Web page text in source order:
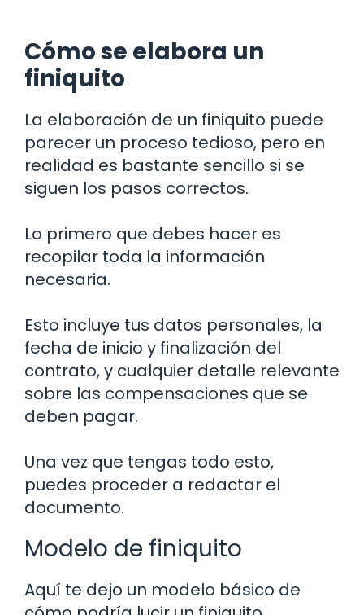
Cómo se elabora un
finiquito
La elaboración de un finiquito puede
parecer un proceso tedioso, pero en
realidad es bastante sencillo si se
siguen los pasos correctos.
Lo primero que debes hacer es
recopilar toda la información
necesaria.
Esto incluye tus datos personales, la
fecha de inicio y finalización del
contrato, y cualquier detalle relevante
sobre las compensaciones que se
deben pagar.
Una vez que tengas todo esto,
puedes proceder a redactar el
documento.
Modelo de finiquito
Aquí te dejo un modelo básico de